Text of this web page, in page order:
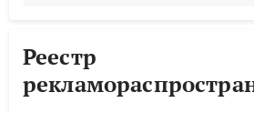
Реестр